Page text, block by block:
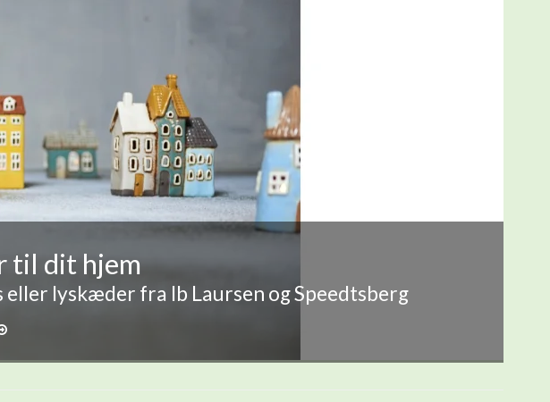
til dit hjem
lyskæder fra Ib Laursen og Speedtsberg